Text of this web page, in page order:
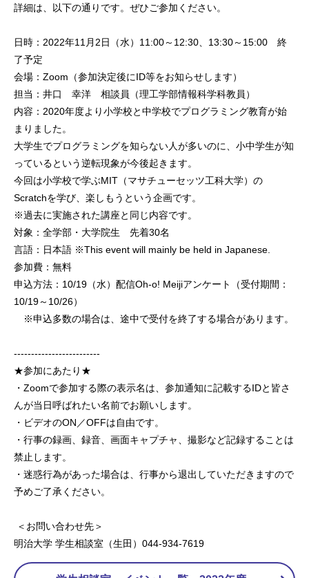
詳細は、以下の通りです。ぜひご参加ください。
日時：2022年11月2日（水）11:00～12:30、13:30～15:00 終
了予定
会場：Zoom（参加決定後にID等をお知らせします）
担当：井口 幸洋 相談員（理工学部情報科学科教員）
内容：2020年度より小学校と中学校でプログラミング教育が始
まりました。
大学生でプログラミングを知らない人が多いのに、小中学生が知
っているという逆転現象が今後起きます。
今回は小学校で学ぶMIT（マサチューセッツ工科大学）の
Scratchを学び、楽しもうという企画です。
※過去に実施された講座と同じ内容です。
対象：全学部・大学院生 先着30名
言語：日本語 ※This event will mainly be held in Japanese.
参加費：無料
申込方法：10/19（水）配信Oh-o! Meijiアンケート（受付期間：
10/19～10/26）
※申込多数の場合は、途中で受付を終了する場合があります。
-------------------------
★参加にあたり★
・Zoomで参加する際の表示名は、参加通知に記載するIDと皆さ
んが当日呼ばれたい名前でお願いします。
・ビデオのON／OFFは自由です。
・行事の録画、録音、画面キャプチャ、撮影など記録することは
禁止します。
・迷惑行為があった場合は、行事から退出していただきますので
予めご了承ください。
＜お問い合わせ先＞
明治大学 学生相談室（生田）044-934-7619